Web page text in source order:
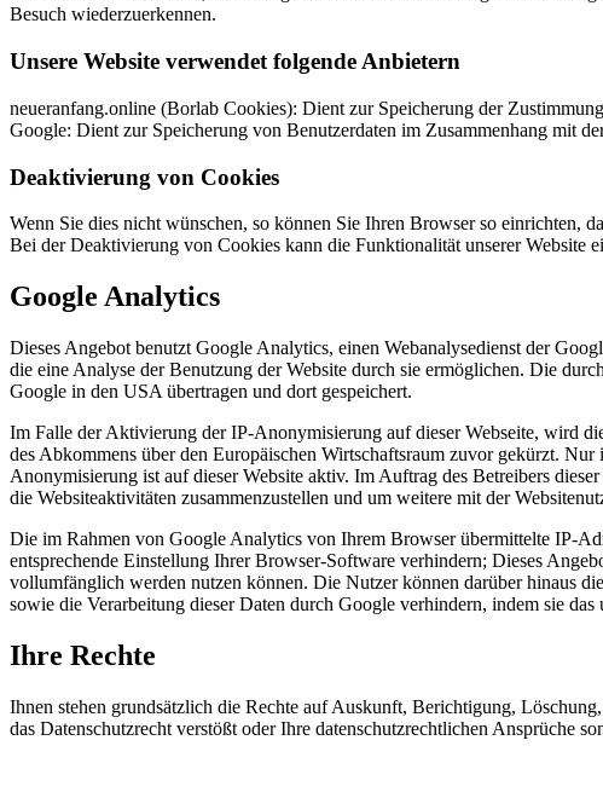
Besuch wiederzuerkennen.
Unsere Website verwendet folgende Anbietern
neueranfang.online (Borlab Cookies): Dient zur Speicherung der
Google: Dient zur Speicherung von Benutzerdaten im Zusammenhang mit
Deaktivierung von Cookies
Wenn Sie dies nicht wünschen, so können Sie Ihren Browser so einrichten,
Bei der Deaktivierung von Cookies kann die Funktionalität unserer Website
Google Analytics
Dieses Angebot benutzt Google Analytics, einen Webanalysedienst der
die eine Analyse der Benutzung der Website durch sie ermöglichen. Die
Google in den USA übertragen und dort gespeichert.
Im Falle der Aktivierung der IP-Anonymisierung auf dieser Webseite, wird
des Abkommens über den Europäischen Wirtschaftsraum zuvor gekürzt.
Anonymisierung ist auf dieser Website aktiv. Im Auftrag des Betreibers
die Websiteaktivitäten zusammenzustellen und um weitere mit der
Die im Rahmen von Google Analytics von Ihrem Browser übermittelte IP-
entsprechende Einstellung Ihrer Browser-Software verhindern; Dieses
vollumfänglich werden nutzen können. Die Nutzer können darüber hinaus
sowie die Verarbeitung dieser Daten durch Google verhindern, indem sie
Ihre Rechte
Ihnen stehen grundsätzlich die Rechte auf Auskunft, Berichtigung,
das Datenschutzrecht verstößt oder Ihre datenschutzrechtlichen Ansprüche